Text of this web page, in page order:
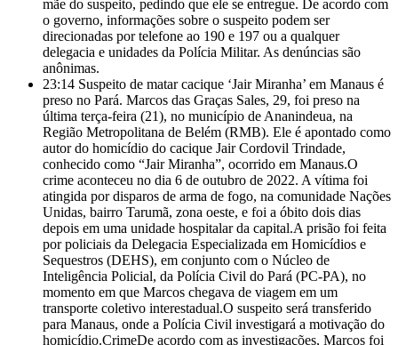
mãe do suspeito, pedindo que ele se entregue. De acordo com
o governo, informações sobre o suspeito podem ser
direcionadas por telefone ao 190 e 197 ou a qualquer
delegacia e unidades da Polícia Militar. As denúncias são
anônimas.
23:14 Suspeito de matar cacique ‘Jair Miranha’ em Manaus é
preso no Pará. Marcos das Graças Sales, 29, foi preso na
última terça-feira (21), no município de Ananindeua, na
Região Metropolitana de Belém (RMB). Ele é apontado como
autor do homicídio do cacique Jair Cordovil Trindade,
conhecido como “Jair Miranha”, ocorrido em Manaus.O
crime aconteceu no dia 6 de outubro de 2022. A vítima foi
atingida por disparos de arma de fogo, na comunidade Nações
Unidas, bairro Tarumã, zona oeste, e foi a óbito dois dias
depois em uma unidade hospitalar da capital.A prisão foi feita
por policiais da Delegacia Especializada em Homicídios e
Sequestros (DEHS), em conjunto com o Núcleo de
Inteligência Policial, da Polícia Civil do Pará (PC-PA), no
momento em que Marcos chegava de viagem em um
transporte coletivo interestadual.O suspeito será transferido
para Manaus, onde a Polícia Civil investigará a motivação do
homicídio.CrimeDe acordo com as investigações, Marcos foi